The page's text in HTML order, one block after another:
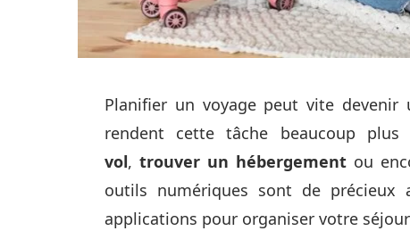
Planifier un voyage peut vite devenir
rendent cette tâche beaucoup
vol, trouver un hébergement ou
outils numériques sont de précieux
applications pour organiser votre